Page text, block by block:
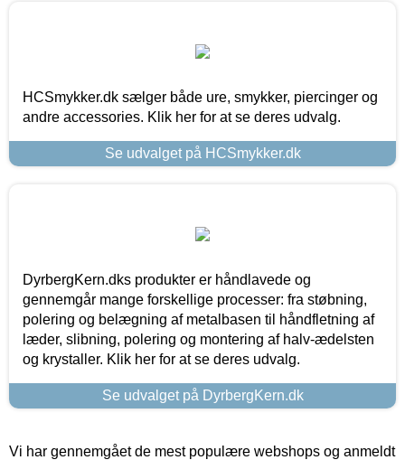
HCSmykker.dk sælger både ure, smykker, piercinger og
andre accessories. Klik her for at se deres udvalg.
Se udvalget på HCSmykker.dk
DyrbergKern.dks produkter er håndlavede og
gennemgår mange forskellige processer: fra støbning,
polering og belægning af metalbasen til håndfletning af
læder, slibning, polering og montering af halv-ædelsten
og krystaller. Klik her for at se deres udvalg.
Se udvalget på DyrbergKern.dk
Vi har gennemgået de mest populære webshops og anmeldt